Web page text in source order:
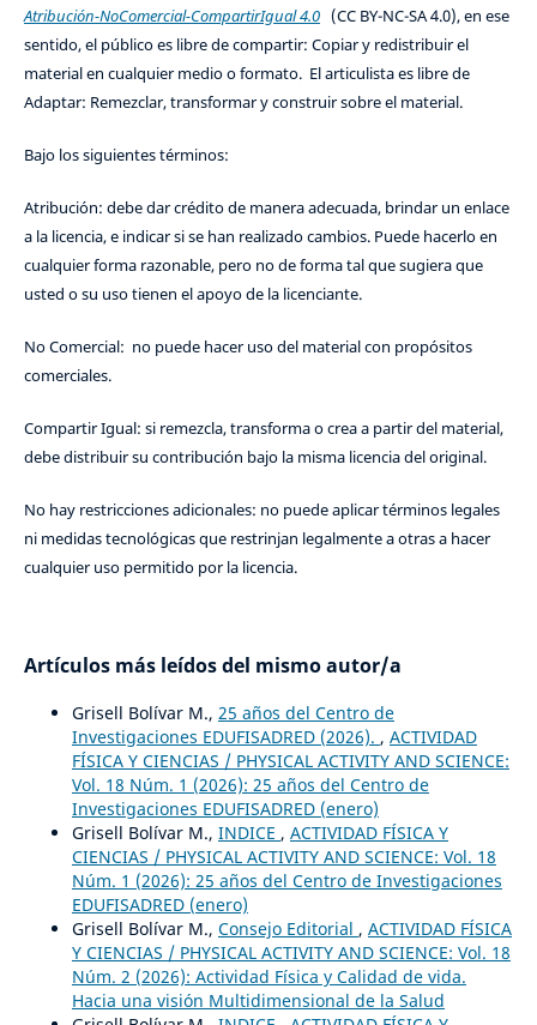
Atribución-NoComercial-CompartirIgual 4.0(CC BY-NC-SA 4.0), en ese
sentido, el público es libre de compartir: Copiar y redistribuir el
material en cualquier medio o formato. El articulista es libre de
Adaptar: Remezclar, transformar y construir sobre el material.
Bajo los siguientes términos:
Atribución: debe dar crédito de manera adecuada, brindar un enlace
a la licencia, e indicar si se han realizado cambios. Puede hacerlo en
cualquier forma razonable, pero no de forma tal que sugiera que
usted o su uso tienen el apoyo de la licenciante.
No Comercial: no puede hacer uso del material con propósitos
comerciales.
Compartir Igual: si remezcla, transforma o crea a partir del material,
debe distribuir su contribución bajo la misma licencia del original.
No hay restricciones adicionales: no puede aplicar términos legales
ni medidas tecnológicas que restrinjan legalmente a otras a hacer
cualquier uso permitido por la licencia.
Artículos más leídos del mismo autor/a
Grisell Bolívar M., 25 años del Centro de
Investigaciones EDUFISADRED (2026). , ACTIVIDAD
FÍSICA Y CIENCIAS / PHYSICAL ACTIVITY AND SCIENCE:
Vol. 18 Núm. 1 (2026): 25 años del Centro de
Investigaciones EDUFISADRED (enero)
Grisell Bolívar M., INDICE , ACTIVIDAD FÍSICA Y
CIENCIAS / PHYSICAL ACTIVITY AND SCIENCE: Vol. 18
Núm. 1 (2026): 25 años del Centro de Investigaciones
EDUFISADRED (enero)
Grisell Bolívar M., Consejo Editorial , ACTIVIDAD FÍSICA
Y CIENCIAS / PHYSICAL ACTIVITY AND SCIENCE: Vol. 18
Núm. 2 (2026): Actividad Física y Calidad de vida.
Hacia una visión Multidimensional de la Salud